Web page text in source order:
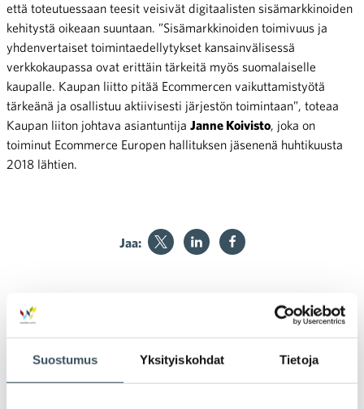
Suostumus Yksityiskohdat Tietoja
että toteutuessaan teesit veisivät digitaalisten sisämarkkinoiden
kehitystä oikeaan suuntaan. ”Sisämarkkinoiden toimivuus ja
yhdenvertaiset toimintaedellytykset kansainvälisessä
verkkokaupassa ovat erittäin tärkeitä myös suomalaiselle
kaupalle. Kaupan liitto pitää Ecommercen vaikuttamistyötä
tärkeänä ja osallistuu aktiivisesti järjestön toimintaan”, toteaa
Kaupan liiton johtava asiantuntija Janne Koivisto, joka on
toiminut Ecommerce Europen hallituksen jäsenenä huhtikuusta
2018 lähtien.
Jaa:
Artikkelien selaus
EU:n
kauppatapadirektiivistä
poliittinen sopu
Yhteisestä palvelualustasta
ratkaisu työn, hakijan ja
koulutustarjonnan
kohtaamiseen